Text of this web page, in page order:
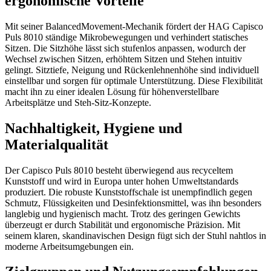
Mit seiner BalancedMovement-Mechanik fördert der HAG Capisco
Puls 8010 ständige Mikrobewegungen und verhindert statisches
Sitzen. Die Sitzhöhe lässt sich stufenlos anpassen, wodurch der
Wechsel zwischen Sitzen, erhöhtem Sitzen und Stehen intuitiv
gelingt. Sitztiefe, Neigung und Rückenlehnenhöhe sind individuell
einstellbar und sorgen für optimale Unterstützung. Diese Flexibilität
macht ihn zu einer idealen Lösung für höhenverstellbare
Arbeitsplätze und Steh-Sitz-Konzepte.
Nachhaltigkeit, Hygiene und
Materialqualität
Der Capisco Puls 8010 besteht überwiegend aus recyceltem
Kunststoff und wird in Europa unter hohen Umweltstandards
produziert. Die robuste Kunststoffschale ist unempfindlich gegen
Schmutz, Flüssigkeiten und Desinfektionsmittel, was ihn besonders
langlebig und hygienisch macht. Trotz des geringen Gewichts
überzeugt er durch Stabilität und ergonomische Präzision. Mit
seinem klaren, skandinavischen Design fügt sich der Stuhl nahtlos in
moderne Arbeitsumgebungen ein.